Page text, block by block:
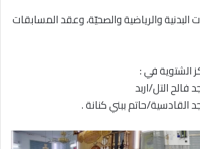
البدنية والرياضية والصحيّة، وعقد المسابقات
الشتوية في :
التل/اربد
حاتم ببني كنانة .